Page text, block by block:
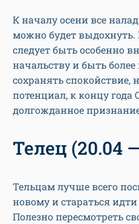
К началу осени все
можно будет выдохнуть.
следует быть особенно
начальству и быть
сохранять спокойствие,
потенциал, к концу
долгожданное
Телец (20.04
Тельцам лучше всего
новому и стараться
Полезно пересмотреть